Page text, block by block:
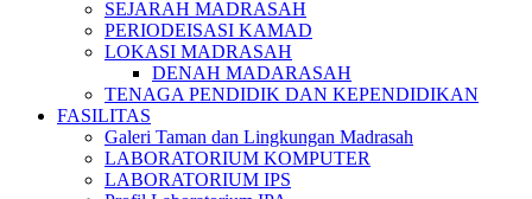
SEJARAH MADRASAH
PERIODEISASI KAMAD
LOKASI MADRASAH
DENAH MADARASAH
TENAGA PENDIDIK DAN KEPENDIDIKAN
FASILITAS
Galeri Taman dan Lingkungan Madrasah
LABORATORIUM KOMPUTER
LABORATORIUM IPS